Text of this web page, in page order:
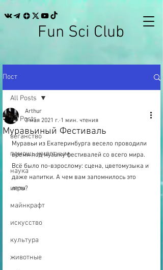
Fun Sci Club
Пост
All Posts
веганство
помощь животным
наука
игры
майнкрафт
искусство
культура
животные
All Posts
Муравьиный Фестиваль
Arthur
3 мая 2021 г. 1 мин. чтения
Муравьи из Екатеринбурга весело проводили
время под музыку фестивалей со всего мира.
Всё было по-взрослому: сцена, цветомузыка и
даже напитки. А чем вам запомнилось это
лето?